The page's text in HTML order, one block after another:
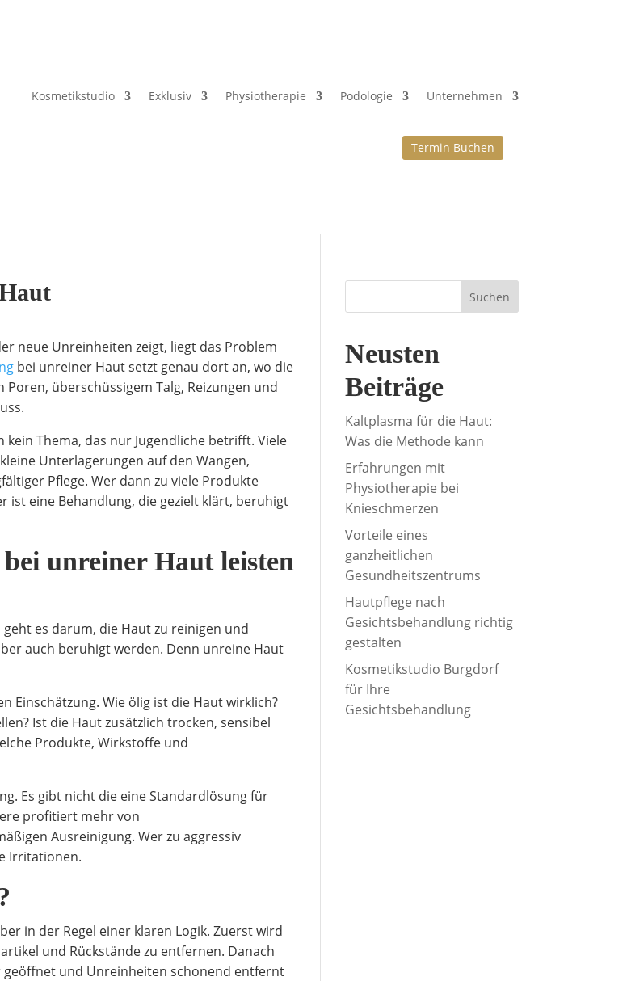
Kosmetikstudio Exklusiv Physiotherapie Podologie Unternehmen
Termin Buchen
neue Unreinheiten zeigt, liegt das Problem
bei unreiner Haut setzt genau dort an, wo die
überschüssigem Talg, Reizungen und
Thema, das nur Jugendliche betrifft. Viele
Unterlagerungen auf den Wangen,
Pflege. Wer dann zu viele Produkte
eine Behandlung, die gezielt klärt, beruhigt
unreiner Haut leisten
es darum, die Haut zu reinigen und
auch beruhigt werden. Denn unreine Haut
Einschätzung. Wie ölig ist die Haut wirklich?
Ist die Haut zusätzlich trocken, sensibel
Produkte, Wirkstoffe und
Es gibt nicht die eine Standardlösung für
profitiert mehr von
Ausreinigung. Wer zu aggressiv
Irritationen.
in der Regel einer klaren Logik. Zuerst wird
und Rückstände zu entfernen. Danach
und Unreinheiten schonend entfernt
Suchen
Neusten
Beiträge
Kaltplasma für die Haut:
Was die Methode kann
Erfahrungen mit
Physiotherapie bei
Knieschmerzen
Vorteile eines
ganzheitlichen
Gesundheitszentrums
Hautpflege nach
Gesichtsbehandlung richtig
gestalten
Kosmetikstudio Burgdorf
für Ihre
Gesichtsbehandlung